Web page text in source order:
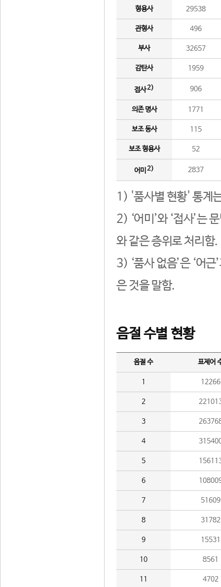
형용사 29538
관형사 496
부사 32657
감탄사 1959
접사2) 906
의존 명사 1771
보조 동사 115
보조 형용사 52
어미 2) 2837
1) '품사별 현황' 통계
2) ‘어미’와 ‘접사’는
와 같은 층위로 처리함.
3) ‘품사 없음’은 ‘어
은 것을 말함.
음절 수별 현황
음절 수 표제어
1 12266
2
3
4
5
6
7 51609
8 31782
9 15531
10 8561
11 4702